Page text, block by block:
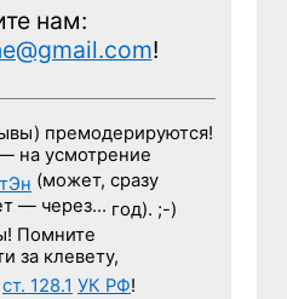
нам:
!
премодерируются!
на усмотрение
(может, сразу
— через… год). ;-)
Помните
за клевету,
ст. 128.1 УК РФ!